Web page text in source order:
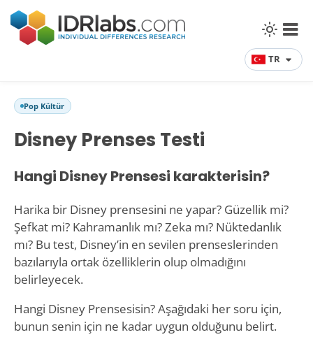
TR
Pop Kültür
Disney Prenses Testi
Hangi Disney Prensesi karakterisin?
Harika bir Disney prensesini ne yapar? Güzellik mi?
Şefkat mi? Kahramanlık mı? Zeka mı? Nüktedanlık
mı? Bu test, Disney’in en sevilen prenseslerinden
bazılarıyla ortak özelliklerin olup olmadığını
belirleyecek.
Hangi Disney Prensesisin? Aşağıdaki her soru için,
bunun senin için ne kadar uygun olduğunu belirt.